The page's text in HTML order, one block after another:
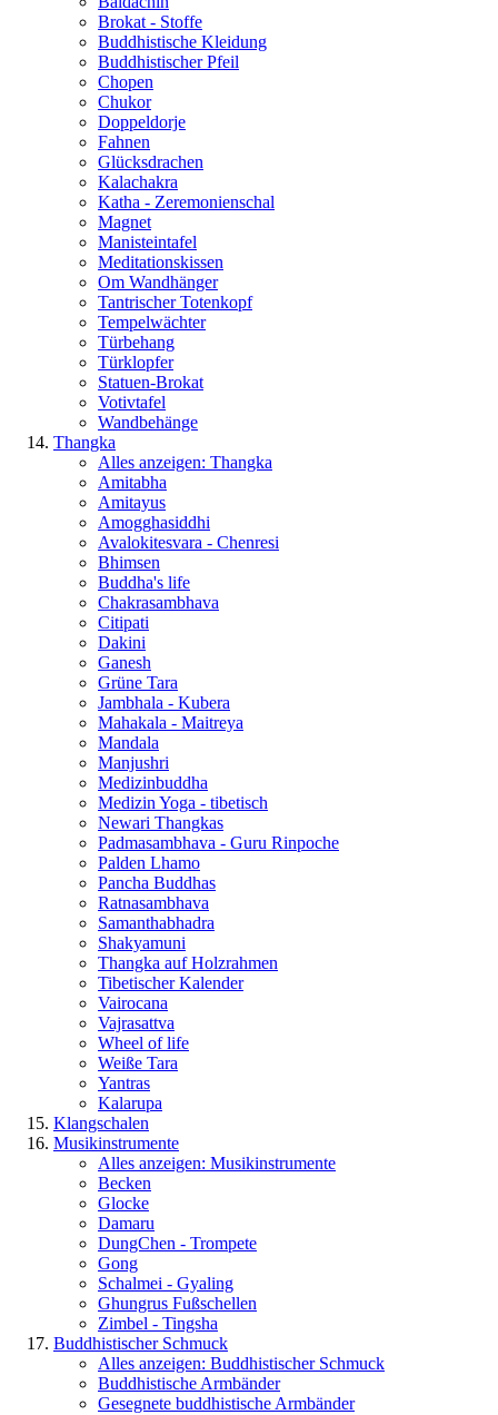
Brokat - Stoffe
Buddhistische Kleidung
Buddhistischer Pfeil
Chopen
Chukor
Doppeldorje
Fahnen
Glücksdrachen
Kalachakra
Katha - Zeremonienschal
Magnet
Manisteintafel
Meditationskissen
Om Wandhänger
Tantrischer Totenkopf
Tempelwächter
Türbehang
Türklopfer
Statuen-Brokat
Votivtafel
Wandbehänge
Thangka
Alles anzeigen: Thangka
Amitabha
Amitayus
Amogghasiddhi
Avalokitesvara - Chenresi
Bhimsen
Buddha's life
Chakrasambhava
Citipati
Dakini
Ganesh
Grüne Tara
Jambhala - Kubera
Mahakala - Maitreya
Mandala
Manjushri
Medizinbuddha
Medizin Yoga - tibetisch
Newari Thangkas
Padmasambhava - Guru Rinpoche
Palden Lhamo
Pancha Buddhas
Ratnasambhava
Samanthabhadra
Shakyamuni
Thangka auf Holzrahmen
Tibetischer Kalender
Vairocana
Vajrasattva
Wheel of life
Weiße Tara
Yantras
Kalarupa
Klangschalen
Musikinstrumente
Alles anzeigen: Musikinstrumente
Becken
Glocke
Damaru
DungChen - Trompete
Gong
Schalmei - Gyaling
Ghungrus Fußschellen
Zimbel - Tingsha
Buddhistischer Schmuck
Alles anzeigen: Buddhistischer Schmuck
Buddhistische Armbänder
Gesegnete buddhistische Armbänder